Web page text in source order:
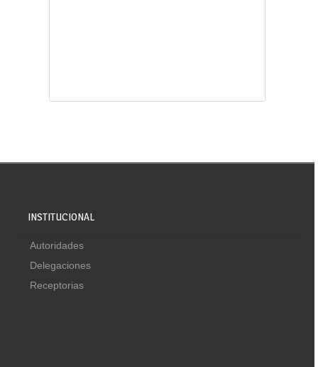
INSTITUCIONAL
Autoridades
Delegaciones
Receptorias